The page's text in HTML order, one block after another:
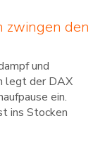
zwingen den
und
legt der DAX
ein.
ins Stocken